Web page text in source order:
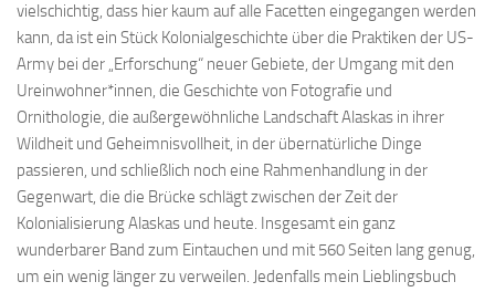
vielschichtig, dass hier kaum auf alle Facetten eingegangen werden
kann, da ist ein Stück Kolonialgeschichte über die Praktiken der US-
Army bei der „Erforschung“ neuer Gebiete, der Umgang mit den
Ureinwohner*innen, die Geschichte von Fotografie und
Ornithologie, die außergewöhnliche Landschaft Alaskas in ihrer
Wildheit und Geheimnisvollheit, in der übernatürliche Dinge
passieren, und schließlich noch eine Rahmenhandlung in der
Gegenwart, die die Brücke schlägt zwischen der Zeit der
Kolonialisierung Alaskas und heute. Insgesamt ein ganz
wunderbarer Band zum Eintauchen und mit 560 Seiten lang genug,
um ein wenig länger zu verweilen. Jedenfalls mein Lieblingsbuch